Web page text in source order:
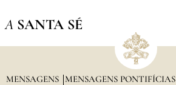
A SANTA SÉ
MENSAGENS MENSAGENS PONTIFÍCIAS